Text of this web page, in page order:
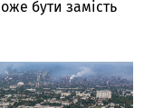
бути замість